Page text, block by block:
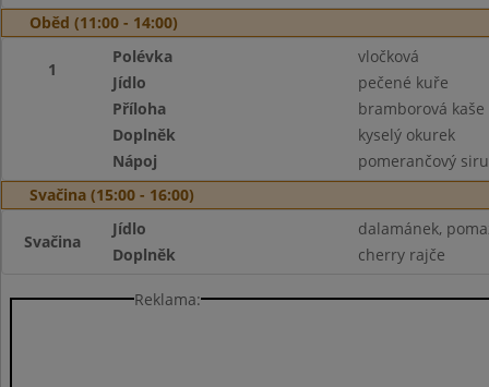
Oběd (11:00 - 14:00)
1
Polévka
vločková
Jídlo
pečené kuře
Příloha
bramborová kaše
Doplněk
kyselý okurek
Nápoj
pomerančový
Svačina (15:00 - 16:00)
Svačina
Jídlo
dalamánek,
Doplněk
cherry rajče
Reklama: